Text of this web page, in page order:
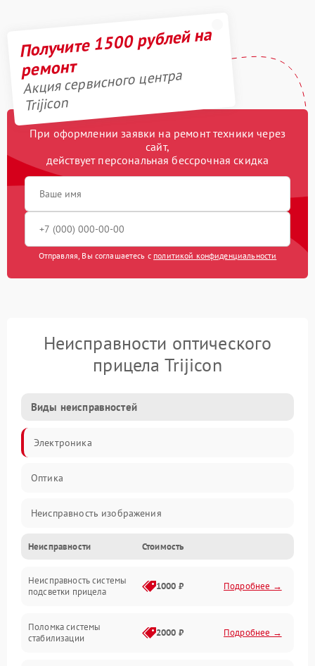
Получите 1500 рублей на
ремонт
Акция сервисного центра
Trijicon
При оформлении заявки на ремонт техники через
сайт,
действует персональная бессрочная скидка
Отправляя, Вы соглашаетесь с политикой конфиденциальности
Неисправности оптического
прицела Trijicon
Виды неисправностей
Электроника
Оптика
Неисправность изображения
Механические повреждения
Неисправность фокусировки и оптики
Неисправности Стоимость
Неисправность системы
подсветки прицела
1000 ₽ Подробнее →
Поломка системы
стабилизации
2000 ₽ Подробнее →